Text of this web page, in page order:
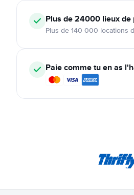
Plus de 24000 lieux de
Plus de 140 000 locations
Paie comme tu en as